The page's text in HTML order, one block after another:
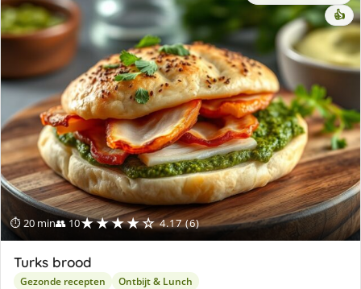
⏱ 20 min👥 10★★★★☆ 4.17 (6)
👍
Turks brood
Gezonde recepten Ontbijt & Lunch